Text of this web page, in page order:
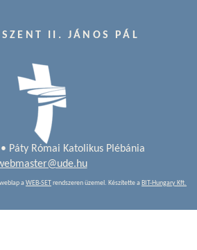
II. JÁNOS PÁL
Páty Római Katolikus Plébánia
aWEB-SET rendszeren üzemel. Készítette aBIT-Hungary Kft.